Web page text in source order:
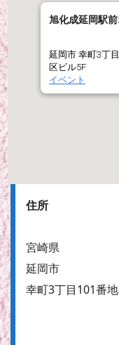
旭化成延岡駅
延岡市 幸町3丁
区ビル5F
イベント
住所
宮崎県
延岡市
幸町3丁目101番